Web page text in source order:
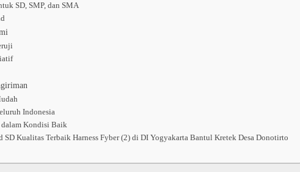
SD, SMP, dan SMA
Indonesia
dalam Kondisi Baik
SD Kualitas Terbaik Harness Fyber (2) di DI Yogyakarta Bantul Kretek Desa Donotirto